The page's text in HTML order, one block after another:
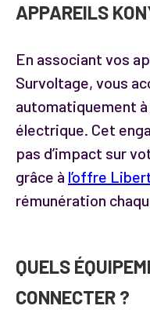
APPAREILS
En associant vos
Survoltage, vous
automatiquement
électrique. Cet
pas d’impact sur
grâce à l’offre
rémunération
QUELS
CONNECTER ?